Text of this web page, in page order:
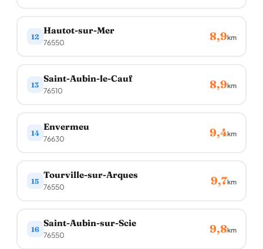
12
Hautot-sur-Mer
76550 8,9km
13
Saint-Aubin-le-Cauf
76510 8,9km
14
Envermeu
76630 9,4km
15
Tourville-sur-Arques
76550 9,7km
16
Saint-Aubin-sur-Scie
76550 9,8km